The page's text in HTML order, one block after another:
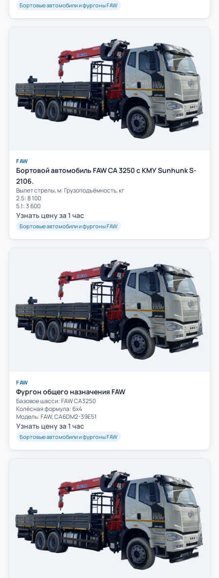
Бортовые автомобили и фургоны FAW
FAW
Бортовой автомобиль FAW CA 3250 с КМУ Sunhunk S-
2106.
Вылет стрелы, м: Грузоподъёмность, кг
2.5: 8 100
5.1: 3 600
Узнать цену за 1 час
Бортовые автомобили и фургоны FAW
FAW
Фургон общего назначения FAW
Базовое шасси: FAW СА3250
Колёсная формула: 6х4
Модель: FAW, CA6DM2-39E51
Узнать цену за 1 час
Бортовые автомобили и фургоны FAW